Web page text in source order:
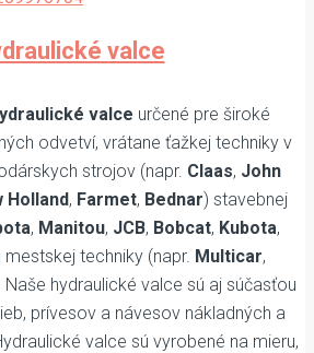
valce
valce určené pre široké
odvetví, vrátane ťažkej techniky v
strojov (napr. Claas, John
Holland, Farmet, Bednar) stavebnej
, Manitou, JCB, Bobcat, Kubota,
techniky (napr. Multicar,
Naše hydraulické valce sú aj súčasťou
prívesov a návesov nákladných a
valce sú vyrobené na mieru,